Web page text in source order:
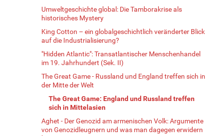
Umweltgeschichte global: Die Tamborakrise als
historisches Mystery
King Cotton – ein globalgeschichtlich veränderter Blick
auf die Industrialisierung?
"Hidden Atlantic": Transatlantischer Menschenhandel
im 19. Jahrhundert (Sek. II)
The Great Game - Russland und England treffen sich in
der Mitte der Welt
The Great Game: England und Russland treffen
sich in Mittelasien
Aghet - Der Genozid am armenischen Volk: Argumente
von Genozidleugnern und was man dagegen erwidern